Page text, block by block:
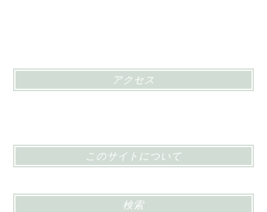
アクセス
このサイトについて
検索